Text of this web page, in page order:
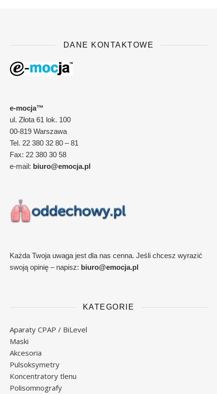
DANE KONTAKTOWE
e-mocja™
ul. Złota 61 lok. 100
00-819 Warszawa
Tel. 22 380 32 80 – 81
Fax: 22 380 30 58
e-mail: biuro@emocja.pl
Każda Twoja uwaga jest dla nas cenna. Jeśli chcesz wyrazić
swoją opinię – napisz: biuro@emocja.pl
KATEGORIE
Aparaty CPAP / BiLevel
Maski
Akcesoria
Pulsoksymetry
Koncentratory tlenu
Polisomnografy